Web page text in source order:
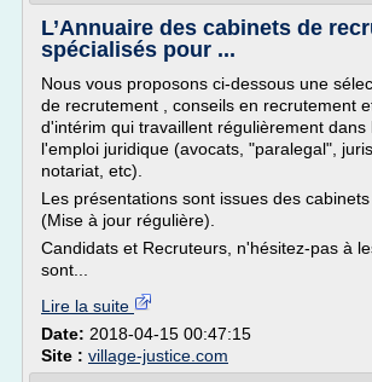
L’Annuaire des cabinets de
spécialisés pour ...
Nous vous proposons ci-dessous une
de recrutement , conseils en recrutement
d'intérim qui travaillent régulièrement dans
l'emploi juridique (avocats, "paralegal",
notariat, etc).
Les présentations sont issues des
(Mise à jour régulière).
Candidats et Recruteurs, n'hésitez-pas à
sont...
Lire la suite
Date: 2018-04-15 00:47:15
Site : village-justice.com